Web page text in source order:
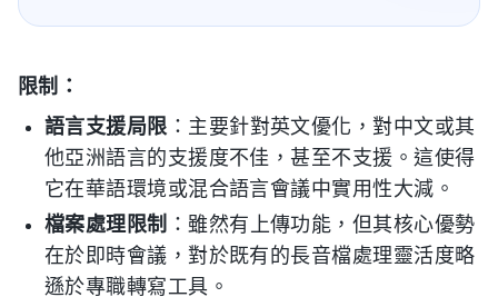
限制：
語言支援局限 ：主要針對英文優化，對中文或其
他亞洲語言的支援度不佳，甚至不支援。這使得
它在華語環境或混合語言會議中實用性大減。
檔案處理限制 ：雖然有上傳功能，但其核心優勢
在於即時會議，對於既有的長音檔處理靈活度略
遜於專職轉寫工具。